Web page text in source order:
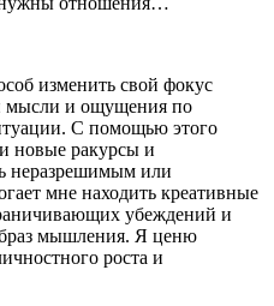
изменить свой фокус
мысли и ощущения по
С помощью этого
новые ракурсы и
неразрешимым или
мне находить креативные
убеждений и
мышления. Я ценю
роста и